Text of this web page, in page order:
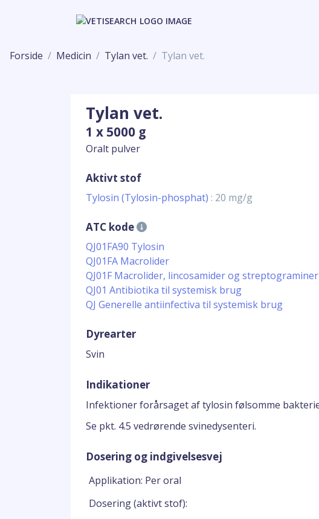
Forside Medicin Tylan vet. Tylan vet.
Tylan vet.
1 x 5000 g
Oralt pulver
Aktivt stof
Tylosin (Tylosin-phosphat) : 20 mg/g
ATC kode
QJ01FA90 Tylosin
QJ01FA Macrolider
QJ01F Macrolider, lincosamider og streptograminer
QJ01 Antibiotika til systemisk brug
QJ Generelle antiinfectiva til systemisk brug
Dyrearter
Svin
Indikationer
Infektioner forårsaget af tylosin følsomme
Se pkt. 4.5 vedrørende svinedysenteri.
Dosering og indgivelsesvej
Applikation: Per oral
Dosering (aktivt stof):